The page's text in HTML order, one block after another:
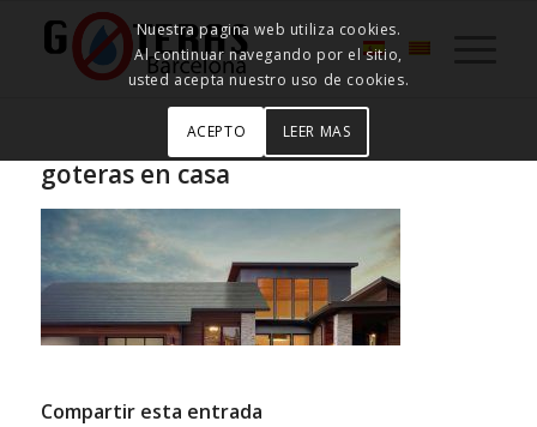
goteras en casa
Compartir esta entrada
Nuestra pagina web utiliza cookies.
Al continuar navegando por el sitio,
usted acepta nuestro uso de cookies.
ACEPTO LEER MAS